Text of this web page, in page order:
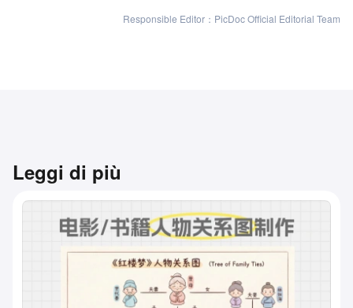
Responsible Editor：PicDoc Official Editorial Team
Leggi di più